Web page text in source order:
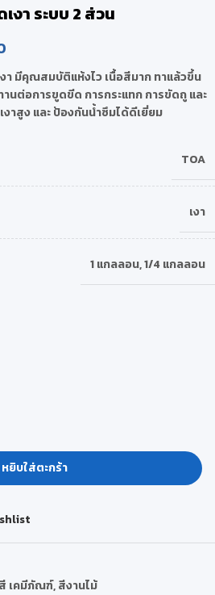
งา ระบบ 2 ส่วน
งา มีคุณสมบัติแห้งไว เนื้อสีมาก ทาแล้วขึ้น
นต่อการขูดขีด การกระแทก การขัดถู และ
าสูง และ ป้องกันน้ำซึมได้ดีเยี่ยม
TOA
เงา
1 แกลลอน,1/4 แกลลอน
หยิบใส่ตะกร้า
เคมีภัณฑ์,สีงานไม้